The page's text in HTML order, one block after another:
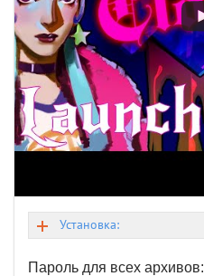
Установка:
Пароль для всех архивов: